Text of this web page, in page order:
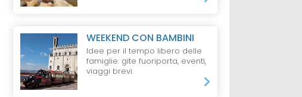
WEEKEND CON BAMBINI
Idee per il tempo libero delle
famiglie: gite fuoriporta, eventi,
viaggi brevi.